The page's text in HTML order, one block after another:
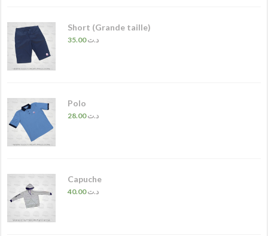
Short (Grande taille)
35.00د.ت
Polo
28.00د.ت
Capuche
40.00د.ت